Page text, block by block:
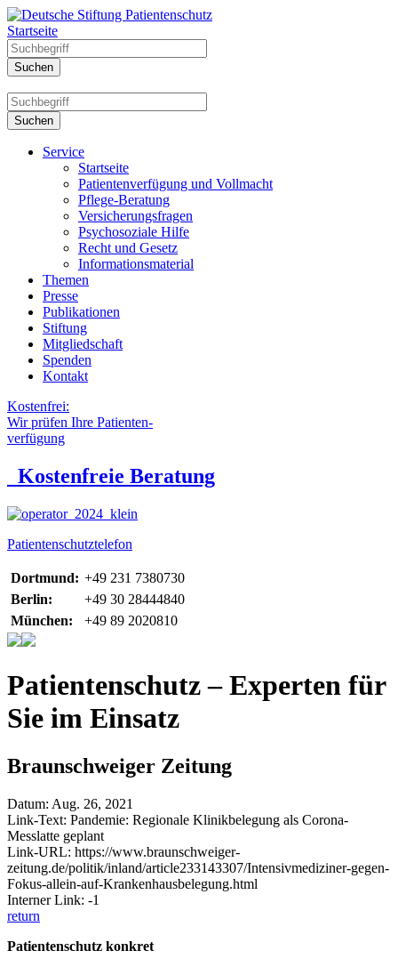
Startseite
Service
Startseite
Patientenverfügung und Vollmacht
Pflege-Beratung
Versicherungsfragen
Psychosoziale Hilfe
Recht und Gesetz
Informationsmaterial
Themen
Presse
Publikationen
Stiftung
Mitgliedschaft
Spenden
Kontakt
Kostenfrei:
Wir prüfen Ihre Patienten-
verfügung
Kostenfreie Beratung
Patientenschutztelefon
Dortmund: +49 231 7380730
Berlin:
+49 30 28444840
München:
+49 89 2020810
Patientenschutz – Experten für
Sie im Einsatz
Braunschweiger Zeitung
Datum: Aug. 26, 2021
Link-Text: Pandemie: Regionale Klinikbelegung als Corona-
Messlatte geplant
Link-URL: https://www.braunschweiger-
zeitung.de/politik/inland/article233143307/Intensivmediziner-gegen-
Fokus-allein-auf-Krankenhausbelegung.html
Interner Link: -1
return
Patientenschutz konkret